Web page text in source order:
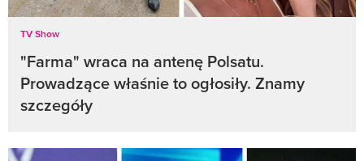
TV Show
"Farma" wraca na antenę Polsatu.
Prowadzące właśnie to ogłosiły. Znamy
szczegóły